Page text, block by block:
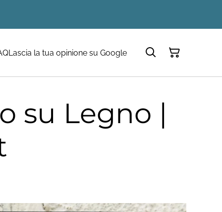
Lascia la tua opinione su Google
su Legno |